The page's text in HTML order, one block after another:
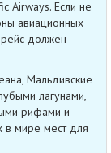
Airways. Если не
авиационных
рейс должен
Мальдивские
лагунами,
рифами и
мире мест для